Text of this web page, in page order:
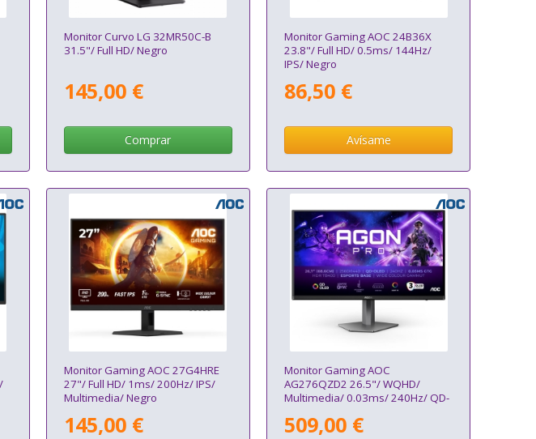
Monitor Curvo LG 32MR50C-B
31.5"/ Full HD/ Negro
145,00 €
Comprar
Monitor Gaming AOC 24B36X
23.8"/ Full HD/ 0.5ms/ 144Hz/
IPS/ Negro
86,50 €
Avísame
Monitor Gaming AOC 27G4HRE
27"/ Full HD/ 1ms/ 200Hz/ IPS/
Multimedia/ Negro
145,00 €
Monitor Gaming AOC
AG276QZD2 26.5"/ WQHD/
Multimedia/ 0.03ms/ 240Hz/ QD-
509,00 €